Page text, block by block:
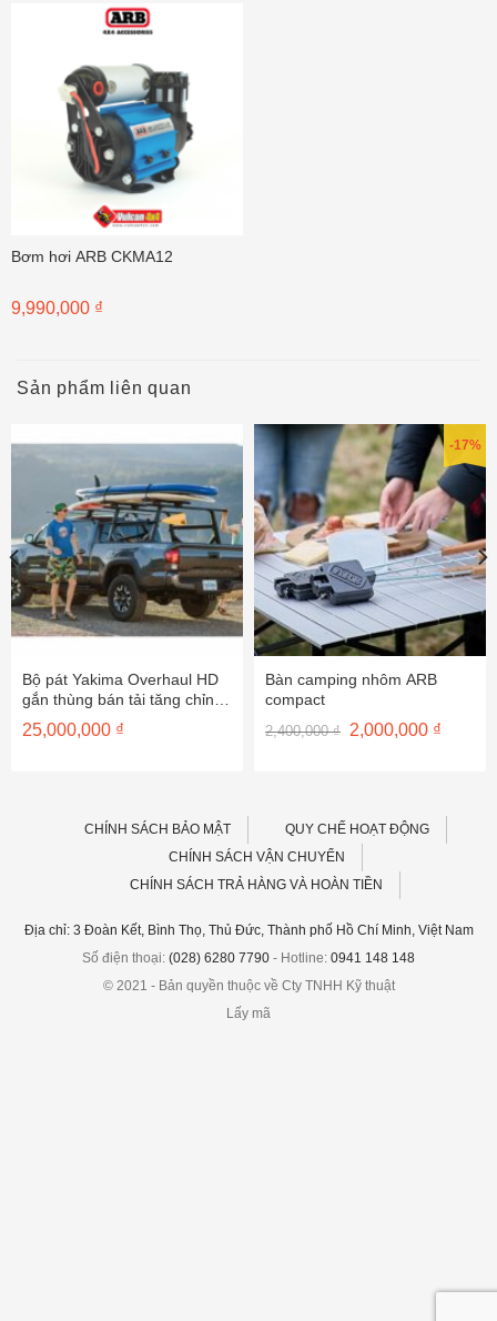
Bơm hơi ARB CKMA12
9,990,000 ₫
Sản phẩm liên quan
Bộ pát Yakima Overhaul HD
gắn thùng bán tải tăng chỉnh
được chiều cao 8001151-
8001157-8001153
25,000,000 ₫
-17%
Bàn camping nhôm ARB
compact
2,400,000₫ Giá
gốc
2,000,000 ₫Giá
CHÍNH SÁCH BẢO MẬT
QUY CHẾ HOẠT ĐỘNG
CHÍNH SÁCH VẬN CHUYỂN
CHÍNH SÁCH TRẢ HÀNG VÀ HOÀN TIỀN
Địa chỉ: 3 Đoàn Kết, Bình Thọ, Thủ Đức, Thành phố Hồ Chí Minh, Việt Nam
Số điện thoại: (028) 6280 7790 - Hotline: 0941 148 148
© 2021 - Bản quyền thuộc về Cty TNHH Kỹ thuật
Lấy mã